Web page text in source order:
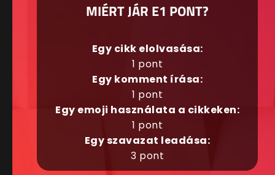
MIÉRT JÁR E1 PONT?
Egy cikk elolvasása:
1 pont
Egy komment írása:
1 pont
Egy emoji használata a cikkeken:
1 pont
Egy szavazat leadása:
3 pont